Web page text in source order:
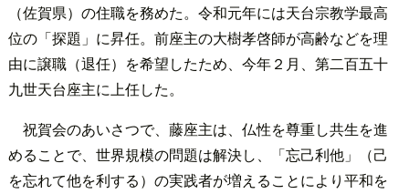
（佐賀県）の住職を務めた。令和元年には天台宗教学最高
位の「探題」に昇任。前座主の大樹孝啓師が高齢などを理
由に譲職（退任）を希望したため、今年２月、第二百五十
九世天台座主に上任した。
祝賀会のあいさつで、藤座主は、仏性を尊重し共生を進
めることで、世界規模の問題は解決し、「忘己利他」（己
を忘れて他を利する）の実践者が増えることにより平和を